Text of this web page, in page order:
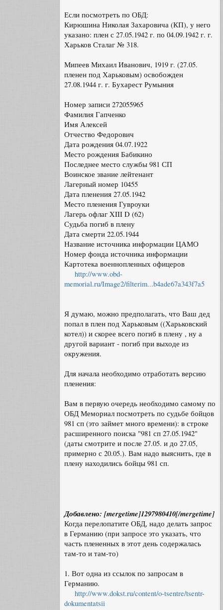
Если посмотреть по ОБД:
Кирюшина Николая Захаровича (КП), у него
указано: плен с 27.05.1942 г. по 04.09.1942 г. г.
Харьков Сталаг № 318.
Мипеев Михаил Иванович, 1919 г. (27.05.
пленен под Харьковым) освобожден
27.08.1944 г. г. Бухарест Румыния
Номер записи 272055965
Фамилия Гапченко
Имя Алексей
Отчество Федорович
Дата рождения 04.07.1922
Место рождения Бабикино
Последнее место службы 981 СП
Воинское звание лейтенант
Лагерный номер 10455
Дата пленения 27.05.1942
Место пленения Гувроуки
Лагерь офлаг XIII D (62)
Судьба погиб в плену
Дата смерти 22.05.1944
Название источника информации ЦАМО
Номер фонда источника информации
Картотека военнопленных офицеров
http://www.obd-
memorial.ru/Image2/filterim...b4ade67a343f7a5
Я думаю, можно предполагать, что Ваш дед
попал в плен под Харьковым ((Харьковский
котел)) и скорее всего погиб в плену , ну а
другой вариант - погиб при выходе из
окружения.
Для начала необходимо отработать версию
пленения:
Вам в первую очередь необходимо самому по
ОБД Мемориал посмотреть по судьбе бойцов
981 сп (это займет много времени): в строке
расширенного поиска "981 сп 27.05.1942"
(даты смотрите и после 27.05. и до 27.05,
примерно с 20.05.). Вам надо выяснить, где в
плену находились бойцы 981 сп.
Добавлено: [mergetime]1297980410[/mergetime]
Когда перелопатите ОБД, надо делать запрос
в Германию (при запросе это указать, что
часть плененных в этот день содержалась
там-то и там-то)
1. Вот одна из ссылок по запросам в
Германию.
http://www.dokst.ru/content/o-tsentre/tsentr-
dokumentatsii